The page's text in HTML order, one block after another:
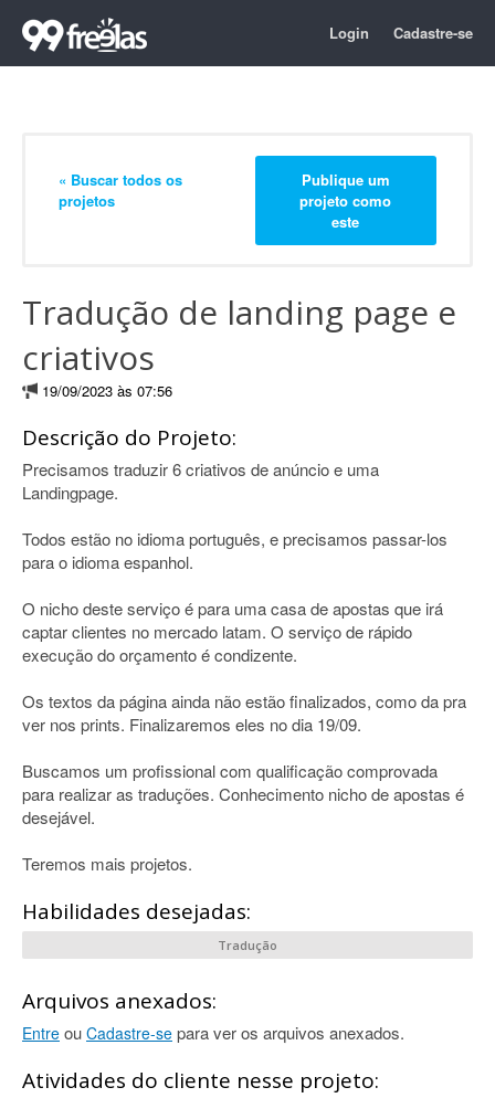
Login Cadastre-se
« Buscar todos os
projetos
Publique um
projeto como
este
Tradução de landing page e
criativos
19/09/2023 às 07:56
Descrição do Projeto:
Precisamos traduzir 6 criativos de anúncio e uma
Landingpage.
Todos estão no idioma português, e precisamos passar-los
para o idioma espanhol.
O nicho deste serviço é para uma casa de apostas que irá
captar clientes no mercado latam. O serviço de rápido
execução do orçamento é condizente.
Os textos da página ainda não estão finalizados, como da pra
ver nos prints. Finalizaremos eles no dia 19/09.
Buscamos um profissional com qualificação comprovada
para realizar as traduções. Conhecimento nicho de apostas é
desejável.
Teremos mais projetos.
Habilidades desejadas:
Tradução
Arquivos anexados:
Entre ou Cadastre-se para ver os arquivos anexados.
Atividades do cliente nesse projeto: